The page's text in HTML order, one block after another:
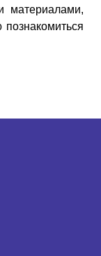
материалами,